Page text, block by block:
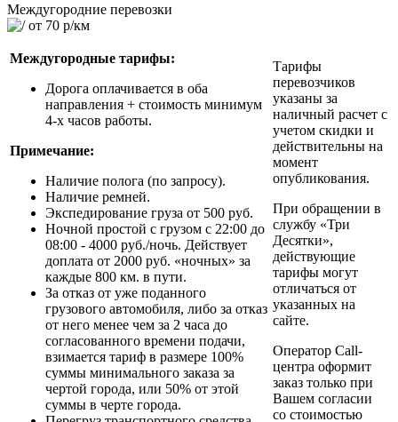
Междугородние перевозки
от 70 р/км
Междугородные тарифы:
Дорога оплачивается в оба
направления + стоимость минимум
4-х часов работы.
Примечание:
Наличие полога (по запросу).
Наличие ремней.
Экспедирование груза от 500 руб.
Ночной простой с грузом с 22:00 до
08:00 - 4000 руб./ночь. Действует
доплата от 2000 руб. «ночных» за
каждые 800 км. в пути.
За отказ от уже поданного
грузового автомобиля, либо за отказ
от него менее чем за 2 часа до
согласованного времени подачи,
взимается тариф в размере 100%
суммы минимального заказа за
чертой города, или 50% от этой
суммы в черте города.
Тарифы
перевозчиков
указаны за
наличный расчет с
учетом скидки и
действительны на
момент
опубликования.
При обращении в
службу «‎Три
Десятки»‎,
действующие
тарифы могут
отличаться от
указанных на
сайте.
Оператор Call-
центра оформит
заказ только при
Вашем согласии
со стоимостью